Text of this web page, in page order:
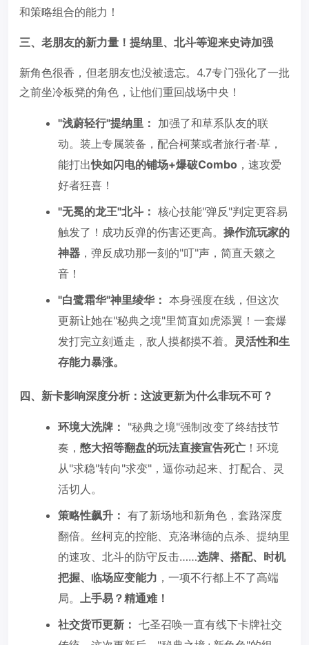
和策略组合的能力！
三、老朋友的新力量！提纳里、北斗等迎来史诗加强
新角色很香，但老朋友也没被遗忘。4.7专门强化了一批
之前坐冷板凳的角色，让他们重回战场中央！
"浅蔚轻行"提纳里： 加强了和草系队友的联
动。装上专属装备，配合柯莱或者旅行者·草，
能打出快如闪电的铺场+爆破Combo ，速攻爱
好者狂喜！
"无冕的龙王"北斗： 核心技能"弹反"判定更容易
触发了！成功反弹的伤害还更高。 操作流玩家的
神器 ，弹反成功那一刻的"叮"声，简直天籁之
音！
"白鹭霜华"神里绫华： 本身强度在线，但这次
更新让她在"秘典之境"里简直如虎添翼！一套爆
发打完立刻遁走，敌人摸都摸不着。 灵活性和生
存能力暴涨。
四、新卡影响深度分析：这波更新为什么非玩不可？
环境大洗牌： "秘典之境"强制改变了终结技节
奏， 憋大招等翻盘的玩法直接宣告死亡 ！环境
从"求稳"转向"求变"，逼你动起来、打配合、灵
活切人。
策略性飙升： 有了新场地和新角色，套路深度
翻倍。丝柯克的控能、克洛琳德的点杀、提纳里
的速攻、北斗的防守反击……选牌、搭配、时机
把握、临场应变能力 ，一项不行都上不了高端
局。
上手易？精通难！
社交货币更新： 七圣召唤一直有线下卡牌社交